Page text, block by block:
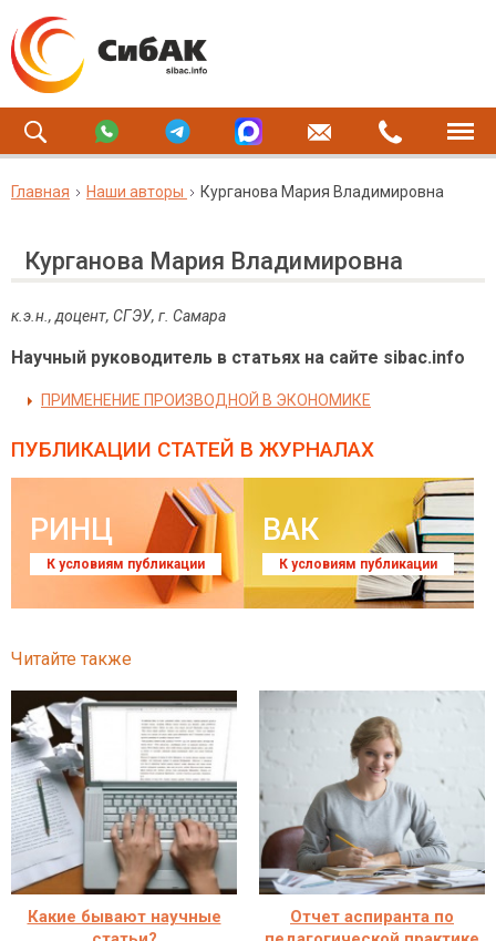
Главная Наши авторы Курганова Мария Владимировна
Курганова Мария Владимировна
к.э.н., доцент, СГЭУ, г. Самара
Научный руководитель в статьях на сайте sibac.info
ПРИМЕНЕНИЕ ПРОИЗВОДНОЙ В ЭКОНОМИКЕ
ПУБЛИКАЦИИ СТАТЕЙ В ЖУРНАЛАХ
РИНЦ
К условиям публикации
ВАК
К условиям публикации
Читайте также
Какие бывают научные
Отчет аспиранта по